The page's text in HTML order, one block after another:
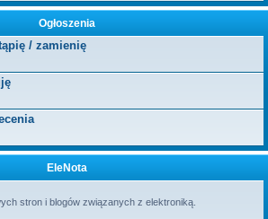
Ogłoszenia
/ zamienię
EleNota
stron i blogów związanych z elektroniką.